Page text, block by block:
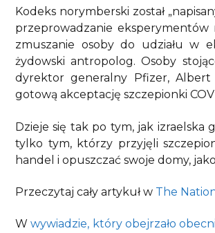
Kodeks norymberski został
przeprowadzanie
zmuszanie osoby do udziału w
żydowski antropolog. Osoby
dyrektor generalny Pfizer, Albert
gotową akceptację szczepionki
Dzieje się tak po tym, jak izraelska
tylko tym, którzy przyjęli
handel i opuszczać swoje domy,
Przeczytaj cały artykuł w The
Wwywiadzie, który obejrzało